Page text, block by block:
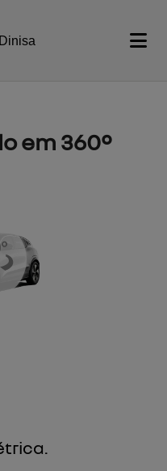
Dinisa
em 360°